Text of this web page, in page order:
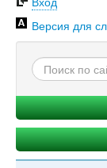
Версия для